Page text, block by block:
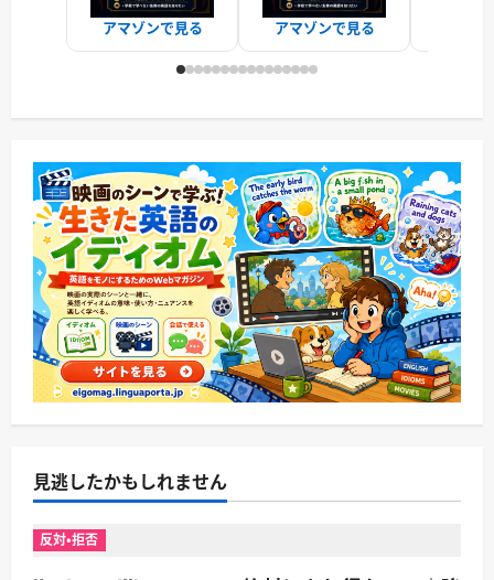
アマゾンで見る アマゾンで見る
見逃したかもしれません
反対・拒否